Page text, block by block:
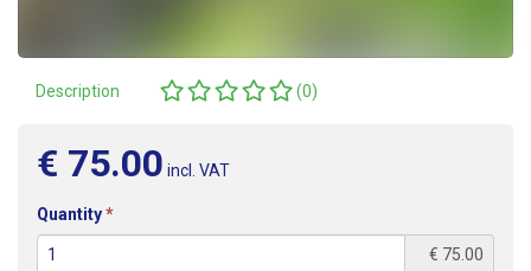
Description Reviews (0)
€ 75.00 incl. VAT
Quantity(required)
€ 75.00